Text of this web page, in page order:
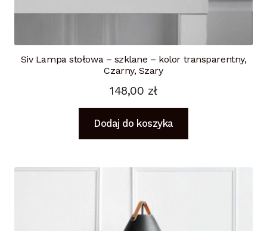
Siv Lampa stołowa – szklane – kolor transparentny,
Czarny, Szary
148,00 zł
Dodaj do koszyka